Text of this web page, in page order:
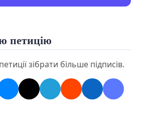
петицію
зібрати більше підписів.